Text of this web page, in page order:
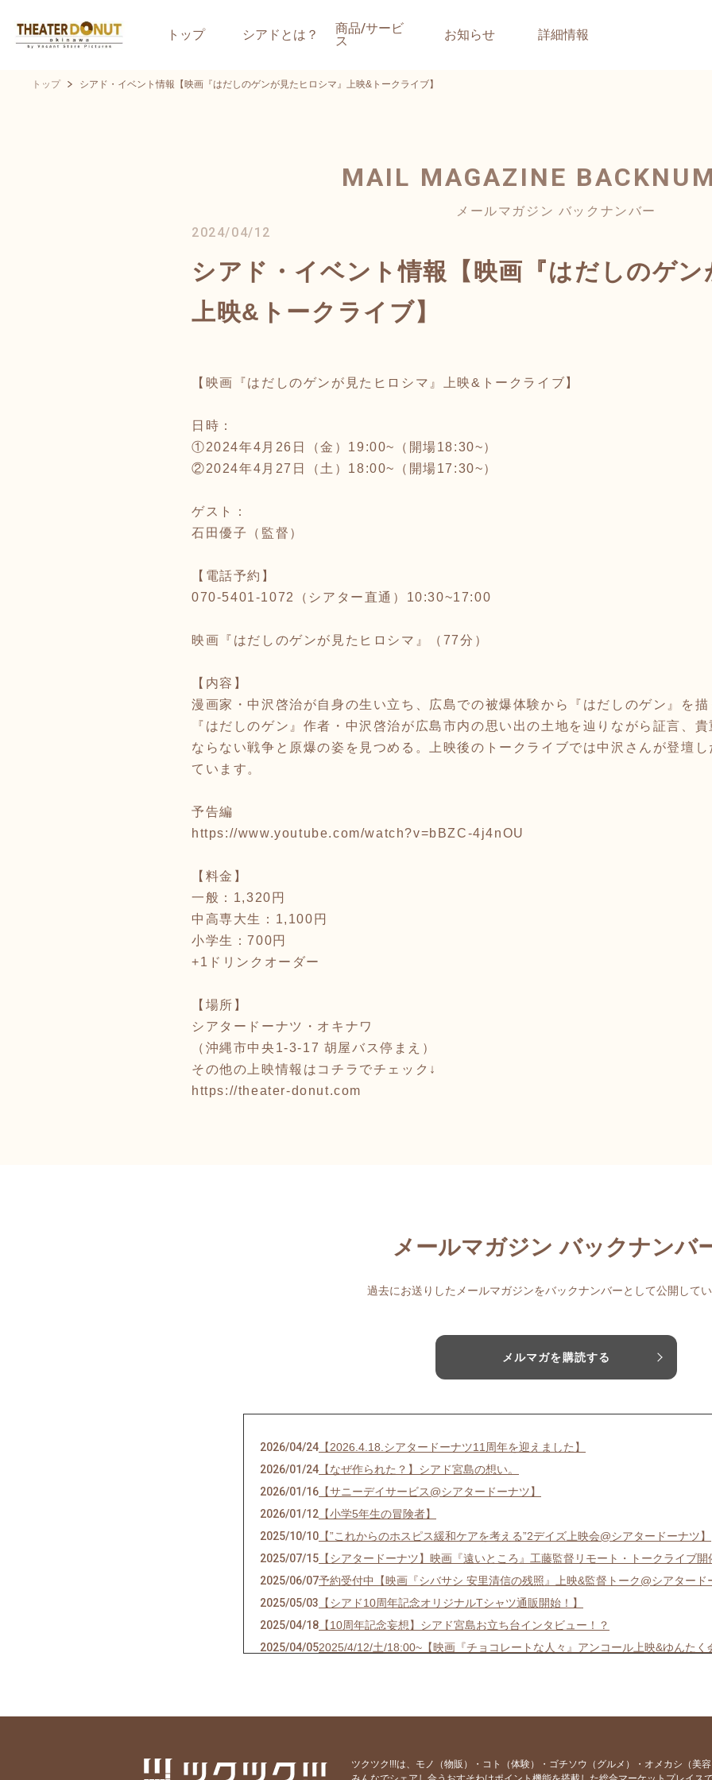
トップ シアドとは？
商品/サービ
ス
お知らせ 詳細情報
トップ シアド・イベント情報【映画『はだしのゲンが見たヒロシマ』上映&トークライブ】
MAIL MAGAZINE
メールマガジン バックナンバー
2024/04/12
シアド・イベント情報【映画『はだしのゲン
上映&トークライブ】
【映画『はだしのゲンが見たヒロシマ』上映&トークライブ】
日時：
①2024年4月26日（金）19:00~（開場18:30~）
②2024年4月27日（土）18:00~（開場17:30~）
ゲスト：
石田優子（監督）
【電話予約】
070-5401-1072（シアター直通）10:30~17:00
映画『はだしのゲンが見たヒロシマ』（77分）
【内容】
漫画家・中沢啓治が自身の生い立ち、広島での被爆体験から『はだしのゲン』を描
『はだしのゲン』作者・中沢啓治が広島市内の思い出の土地を辿りながら証言、
ならない戦争と原爆の姿を見つめる。上映後のトークライブでは中沢さんが登壇
ています。
予告編
https://www.youtube.com/watch?v=bBZC-4j4nOU
【料金】
一般：1,320円
中高専大生：1,100円
小学生：700円
+1ドリンクオーダー
【場所】
シアタードーナツ・オキナワ
（沖縄市中央1-3-17 胡屋バス停まえ）
その他の上映情報はコチラでチェック↓
https://theater-donut.com
メールマガジン バックナンバ
過去にお送りしたメールマガジンをバックナンバーとして公開してい
メルマガを購読する
2026/04/24 【2026.4.18.シアタードーナツ11周年を迎えました】
2026/01/24 【なぜ作られた？】シアド宮島の想い。
2026/01/16 【サニーデイサービス@シアタードーナツ】
2026/01/12 【小学5年生の冒険者】
2025/10/10 【”これからのホスピス緩和ケアを考える”2デイズ上映会@シアタードーナツ】
2025/07/15 【シアタードーナツ】映画『遠いところ』工藤監督リモート・トークライブ開
2025/06/07予約受付中【映画『シバサシ 安里清信の残照』上映&監督トーク@シアタード
2025/05/03 【シアド10周年記念オリジナルTシャツ通販開始！】
2025/04/18 【10周年記念妄想】シアド宮島お立ち台インタビュー！？
2025/04/052025/4/12/土/18:00~【映画『チョコレートな人々』アンコール上映&ゆんたく
2024/09/29注文〆切間近！9/30まで【シアド新作Tシャツ限定販売】
【シアド新作Tシャツ限定販売開始！（※受注発注）】
ツクツク!!!は、モノ（物販）・コト（体験）・ゴチソウ（グルメ）・オメカシ（美